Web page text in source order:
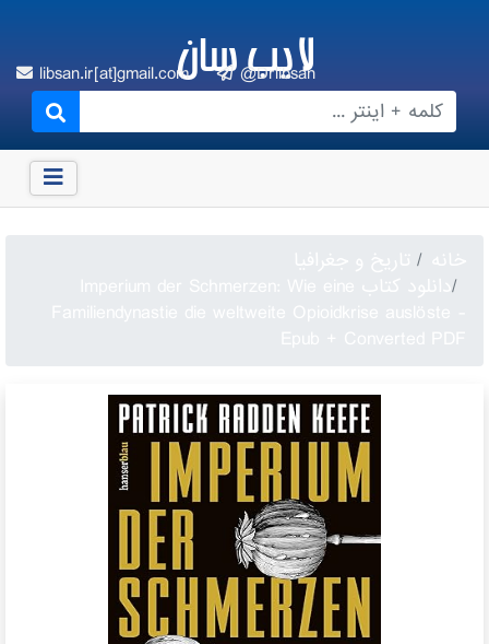
لایب سانlibsan.ir[at]gmail.com @Drlibsan
تاریخ و جغرافیا